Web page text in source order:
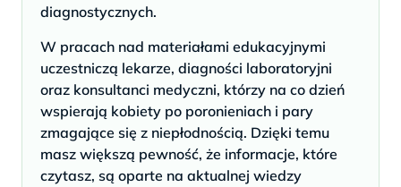
diagnostycznych.
W pracach nad materiałami edukacyjnymi
uczestniczą lekarze, diagności laboratoryjni
oraz konsultanci medyczni, którzy na co dzień
wspierają kobiety po poronieniach i pary
zmagające się z niepłodnością. Dzięki temu
masz większą pewność, że informacje, które
czytasz, są oparte na aktualnej wiedzy